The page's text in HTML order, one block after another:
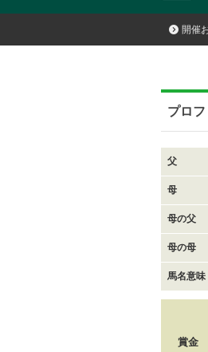
開催
プロ
父
母
母の父
母の母
馬名意味
賞金